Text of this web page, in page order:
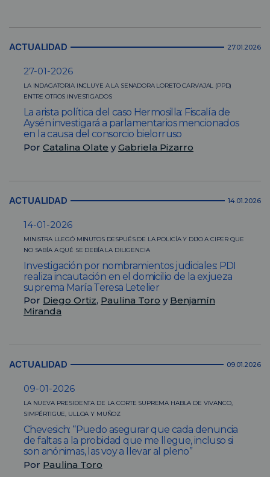
ACTUALIDAD 27.01.2026
27-01-2026
LA INDAGATORIA INCLUYE A LA SENADORA LORETO CARVAJAL (PPD)
ENTRE OTROS INVESTIGADOS
La arista política del caso Hermosilla: Fiscalía de
Aysén investigará a parlamentarios mencionados
en la causa del consorcio bielorruso
Por Catalina Olate yGabriela Pizarro
ACTUALIDAD 14.01.2026
14-01-2026
MINISTRA LLEGÓ MINUTOS DESPUÉS DE LA POLICÍA Y DIJO A CIPER QUE
NO SABÍA A QUÉ SE DEBÍA LA DILIGENCIA
Investigación por nombramientos judiciales: PDI
realiza incautación en el domicilio de la exjueza
suprema María Teresa Letelier
Por Diego Ortiz, Paulina Toro y Benjamín
Miranda
ACTUALIDAD 09.01.2026
09-01-2026
LA NUEVA PRESIDENTA DE LA CORTE SUPREMA HABLA DE VIVANCO,
SIMPÉRTIGUE, ULLOA Y MUÑOZ
Chevesich: “Puedo asegurar que cada denuncia
de faltas a la probidad que me llegue, incluso si
son anónimas, las voy a llevar al pleno”
Por Paulina Toro